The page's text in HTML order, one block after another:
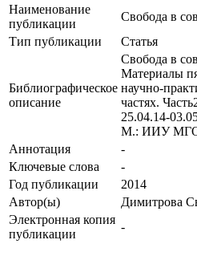
Наименование
публикации
Свобода в
Тип публикации
Статья
Библиографическое
описание
Свобода в
Материалы
научно-
частях.
25.04.14-
М.: ИИУ
Аннотация
-
Ключевые cлова
-
Год публикации
2014
Автор(ы)
Димитрова
Электронная копия
публикации
-